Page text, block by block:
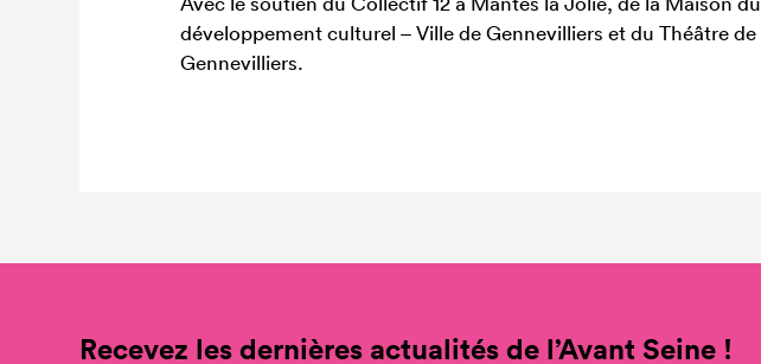
développement culturel – Ville de Gennevilliers et du Théâtre de
Gennevilliers.
Recevez les dernières actualités de l’Avant Seine !